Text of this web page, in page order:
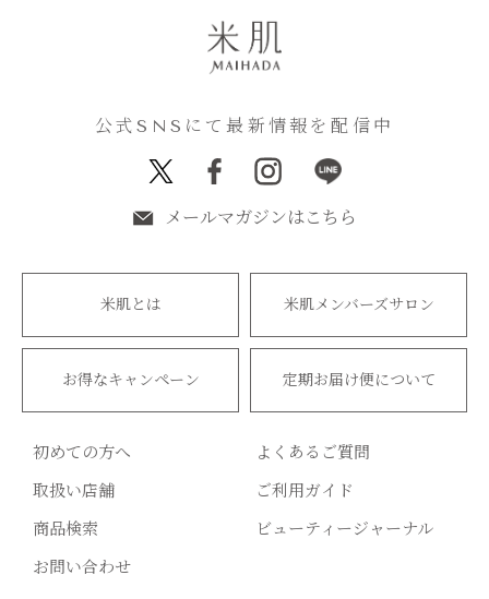
公式SNSにて最新情報を配信中
メールマガジンはこちら
米肌とは 米肌メンバーズサロン
お得なキャンペーン 定期お届け便について
初めての方へ
よくあるご質問
取扱い店舗
ご利用ガイド
商品検索
ビューティージャーナル
お問い合わせ